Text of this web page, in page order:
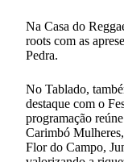
Na Casa do
roots com as
Pedra.
No Tablado,
destaque com o
programação
Carimbó
Flor do Campo,